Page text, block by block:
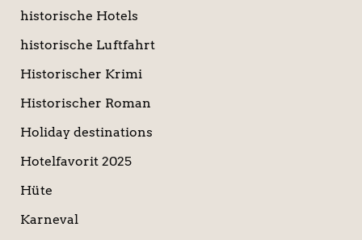
historische Hotels
historische Luftfahrt
Historischer Krimi
Historischer Roman
Holiday destinations
Hotelfavorit 2025
Hüte
Karneval